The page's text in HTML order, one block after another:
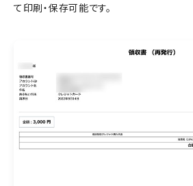
て印刷・保存可能です。